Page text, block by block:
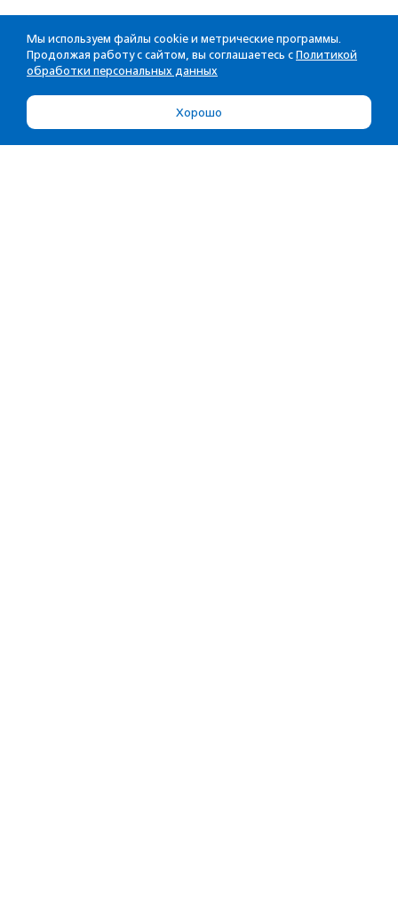
Мы используем файлы cookie и метрические программы.
Продолжая работу с сайтом, вы соглашаетесь с Политикой
обработки персональных данных
Хорошо